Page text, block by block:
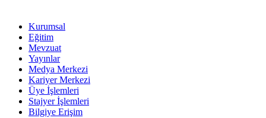
Kurumsal
Eğitim
Mevzuat
Yayınlar
Medya Merkezi
Kariyer Merkezi
Üye İşlemleri
Stajyer İşlemleri
Bilgiye Erişim